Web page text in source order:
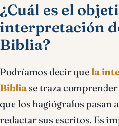
¿Cuál es el
interpretación
Biblia?
Podríamos decir que la
Biblia se traza
que los hagiógrafos pasan
redactar sus escritos. Es